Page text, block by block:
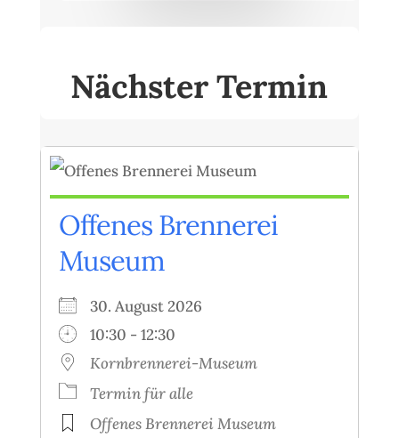
Nächster Termin
Offenes Brennerei
Museum
30. August 2026
10:30 - 12:30
Kornbrennerei-Museum
Termin für alle
Offenes Brennerei Museum